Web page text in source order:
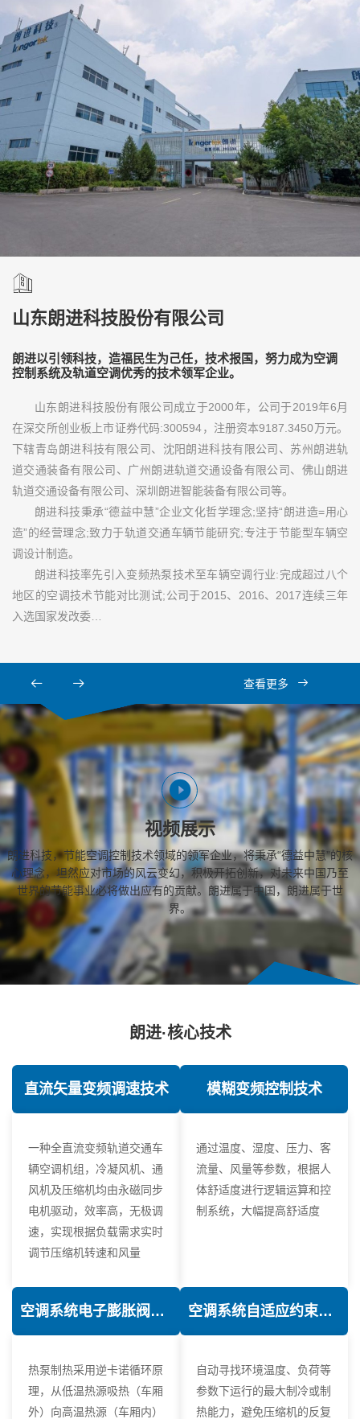
山东朗进科技股份有限公司
朗进以引领科技，造福民生为己任，技术报国，努力成为空调
控制系统及轨道空调优秀的技术领军企业。
山东朗进科技股份有限公司成立于2000年，公司于2019年6月
在深交所创业板上市证券代码:300594，注册资本9187.3450万元。
下辖青岛朗进科技有限公司、沈阳朗进科技有限公司、苏州朗进轨
道交通装备有限公司、广州朗进轨道交通设备有限公司、佛山朗进
轨道交通设备有限公司、深圳朗进智能装备有限公司等。
朗进科技秉承“德益中慧”企业文化哲学理念;坚持“朗进造=用心
造”的经营理念;致力于轨道交通车辆节能研究;专注于节能型车辆空
调设计制造。
朗进科技率先引入变频热泵技术至车辆空调行业:完成超过八个
地区的空调技术节能对比测试;公司于2015、2016、2017连续三年
入选国家发改委…
查看更多
视频展示
朗进科技，节能空调控制技术领域的领军企业，将秉承“德益中慧”的核
心理念，坦然应对市场的风云变幻，积极开拓创新，对未来中国乃至
世界的节能事业必将做出应有的贡献。朗进属于中国，朗进属于世
界。
朗进·核心技术
直流矢量变频调速技术
一种全直流变频轨道交通车
辆空调机组，冷凝风机、通
风机及压缩机均由永磁同步
电机驱动，效率高，无极调
速，实现根据负载需求实时
调节压缩机转速和风量
模糊变频控制技术
通过温度、湿度、压力、客
流量、风量等参数，根据人
体舒适度进行逻辑运算和控
制系统，大幅提高舒适度
空调系统电子膨胀阀热力学优化技术
热泵制热采用逆卡诺循环原
理，从低温热源吸热（车厢
外）向高温热源（车厢内）
空调系统自适应约束控制技术
自动寻找环境温度、负荷等
参数下运行的最大制冷或制
热能力，避免压缩机的反复